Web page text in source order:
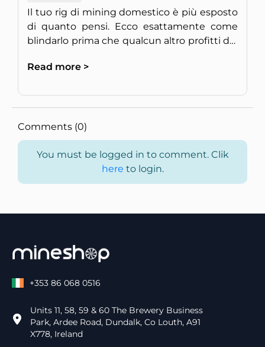
Il tuo rig di mining domestico è più esposto
di quanto pensi. Ecco esattamente come
blindarlo prima che qualcun altro profitti del
Read more >
Comments (0)
You must be logged in to comment. Clik
here to login.
+353 86 068 0516
Units 11, 58, 59 & 60 The Brewery Business
Park, Ardee Road, Dundalk, Co Louth, A91
X778, Ireland